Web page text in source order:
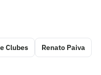
Clubes Renato Paiva